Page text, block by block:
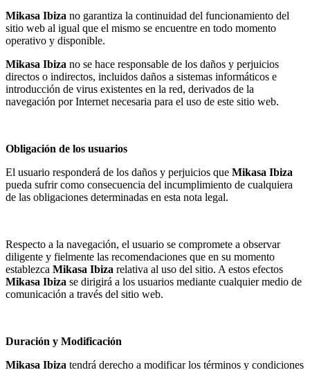
Mikasa Ibiza no garantiza la continuidad del funcionamiento del
sitio web al igual que el mismo se encuentre en todo momento
operativo y disponible.
Mikasa Ibiza no se hace responsable de los daños y perjuicios
directos o indirectos, incluidos daños a sistemas informáticos e
introducción de virus existentes en la red, derivados de la
navegación por Internet necesaria para el uso de este sitio web.
Obligación de los usuarios
El usuario responderá de los daños y perjuicios que Mikasa Ibiza
pueda sufrir como consecuencia del incumplimiento de cualquiera
de las obligaciones determinadas en esta nota legal.
Respecto a la navegación, el usuario se compromete a observar
diligente y fielmente las recomendaciones que en su momento
establezca Mikasa Ibiza relativa al uso del sitio. A estos efectos
Mikasa Ibiza se dirigirá a los usuarios mediante cualquier medio de
comunicación a través del sitio web.
Duración y Modificación
Mikasa Ibiza tendrá derecho a modificar los términos y condiciones